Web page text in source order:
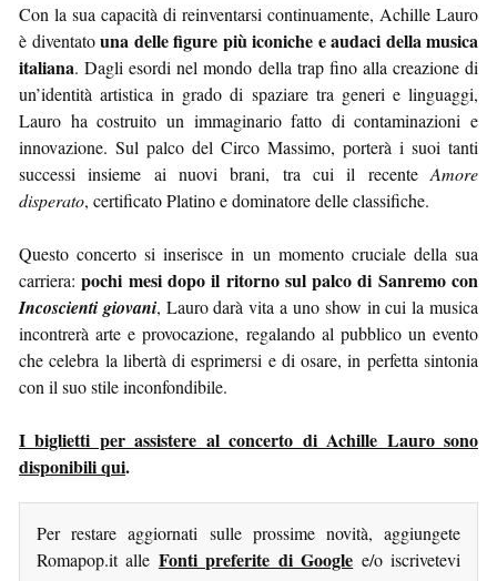
Con la sua capacità di reinventarsi continuamente, Achille Lauro
è diventatouna delle figure più iconiche e audaci della musica
italiana. Dagli esordi nel mondo della trap fino alla creazione di
un’identità artistica in grado di spaziare tra generi e linguaggi,
Lauro ha costruito un immaginario fatto di contaminazioni e
innovazione. Sul palco del Circo Massimo, porterà i suoi tanti
successi insieme ai nuovi brani, tra cui il recente Amore
disperato, certificato Platino e dominatore delle classifiche.
Questo concerto si inserisce in un momento cruciale della sua
carriera:pochi mesi dopo il ritorno sul palco di Sanremo con
Incoscienti giovani, Lauro darà vita a uno show in cui la musica
incontrerà arte e provocazione, regalando al pubblico un evento
che celebra la libertà di esprimersi e di osare, in perfetta sintonia
con il suo stile inconfondibile.
I biglietti per assistere al concerto di Achille Lauro sono
disponibili qui.
Per restare aggiornati sulle prossime novità, aggiungete
Romapop.it alle Fonti preferite di Google e/o iscrivetevi